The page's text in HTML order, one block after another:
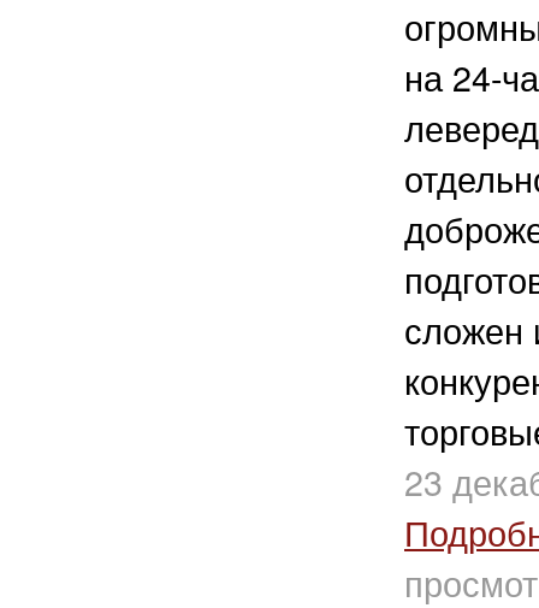
на 24-
сложен
23